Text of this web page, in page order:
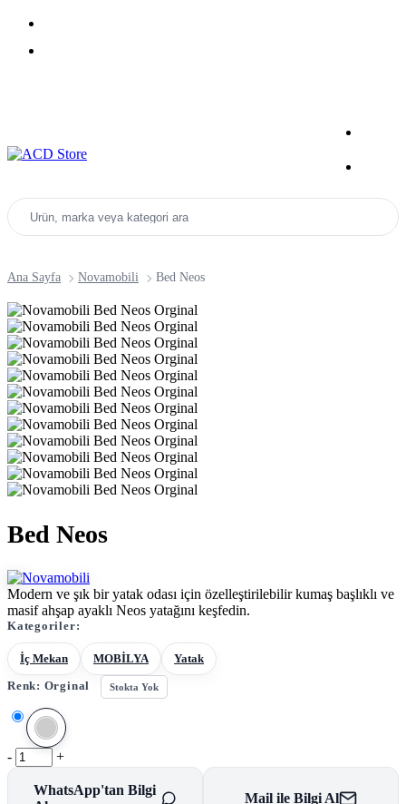
Ürün, marka veya kategori ara
Ana Sayfa Novamobili Bed Neos
Bed Neos
Modern ve şık bir yatak odası için özelleştirilebilir kumaş başlıklı ve
masif ahşap ayaklı Neos yatağını keşfedin.
Kategoriler:
İç Mekan MOBİLYA
Yatak
Renk: Orginal Stokta Yok
- +
WhatsApp'tan Bilgi
Mail ile Bilgi Al